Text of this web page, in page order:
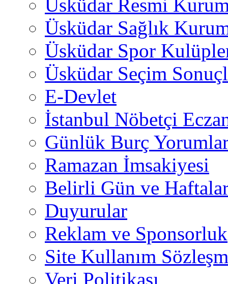
Üsküdar Resmi
Üsküdar Sağlık
Üsküdar Spor
Üsküdar Seçim
E-Devlet
İstanbul Nöbetçi
Günlük Burç
Ramazan İmsakiyesi
Belirli Gün ve
Duyurular
Reklam ve Sponsorluk
Site Kullanım
Veri Politikası